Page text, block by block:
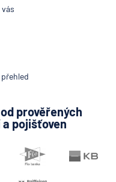
prověřených
pojišťoven